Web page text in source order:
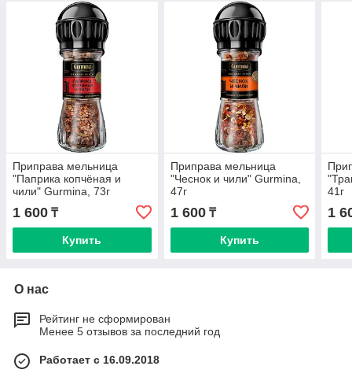
Приправа мельница
"Паприка копчёная и
чили" Gurmina, 73г
1 600 ₸
Купить
Приправа мельница
"Чеснок и чили" Gurmina,
47г
1 600₸
Купить
41г
1
О нас
Рейтинг не сформирован
Менее 5 отзывов за последний год
Работает с 16.09.2018